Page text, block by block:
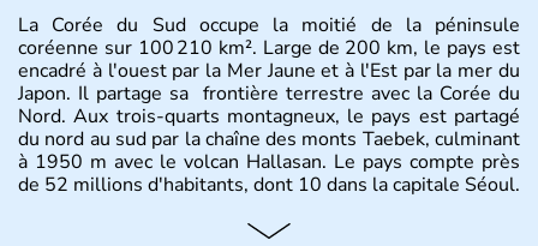
La Corée du Sud occupe la moitié de la péninsule
coréenne sur 100 210 km². Large de 200 km, le pays est
encadré à l'ouest par la Mer Jaune et à l'Est par la mer du
Japon. Il partage sa frontière terrestre avec la Corée du
Nord. Aux trois-quarts montagneux, le pays est partagé
du nord au sud par la chaîne des monts Taebek, culminant
à 1950 m avec le volcan Hallasan. Le pays compte près
de 52 millions d'habitants, dont 10 dans la capitale Séoul.
Histoire et administration